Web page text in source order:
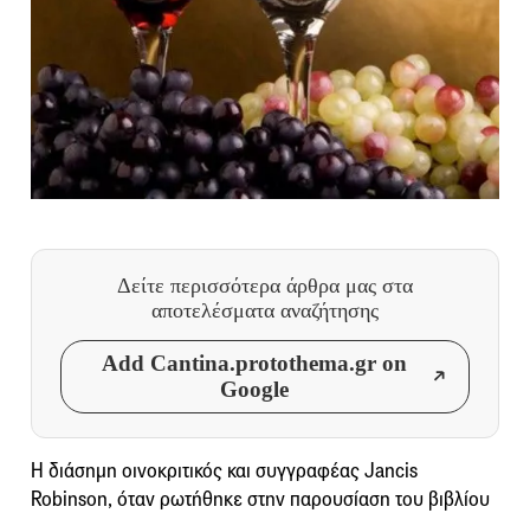
Δείτε περισσότερα άρθρα μας στα
αποτελέσματα αναζήτησης
Add Cantina.protothema.gr on
Google
H διάσημη οινοκριτικός και συγγραφέας Jancis
Robinson, όταν ρωτήθηκε στην παρουσίαση του βιβλίου